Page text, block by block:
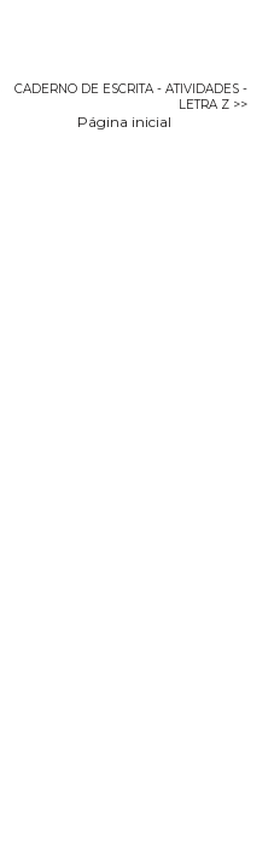
CADERNO DE ESCRITA - ATIVIDADES -
LETRA Z >>
Página inicial